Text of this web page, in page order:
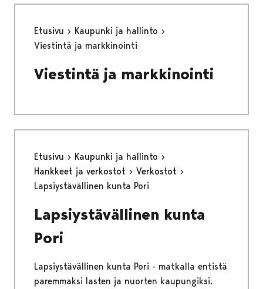
Etusivu
Kaupunki ja hallinto
Viestintä ja markkinointi
Viestintä ja markkinointi
Etusivu
Kaupunki ja hallinto
Hankkeet ja verkostot
Verkostot
Lapsiystävällinen kunta Pori
Lapsiystävällinen kunta
Pori
Lapsiystävällinen kunta Pori - matkalla entistä
paremmaksi lasten ja nuorten kaupungiksi.